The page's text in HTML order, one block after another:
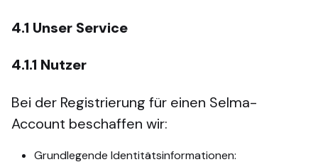
4.1 Unser Service
4.1.1 Nutzer
Bei der Registrierung für einen Selma-
Account beschaffen wir:
Grundlegende Identitätsinformationen: